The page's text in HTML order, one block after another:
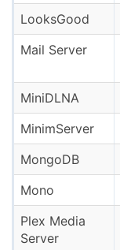
LooksGood
Mail Server
MiniDLNA
MinimServer
MongoDB
Mono
Plex Media
Server